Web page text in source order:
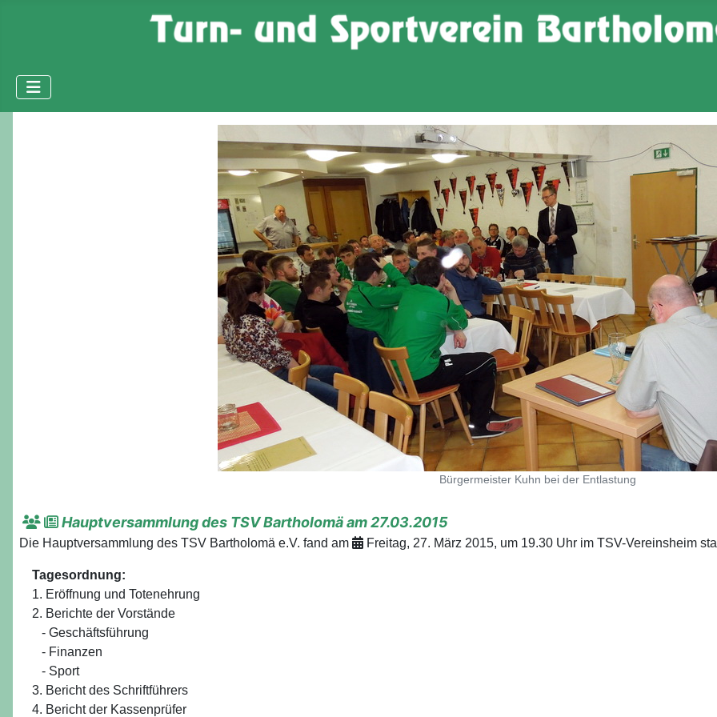
Bürgermeister Kuhn bei der Entlastung
Hauptversammlung des TSV Bartholomä am 27.03.2015
Die Hauptversammlung des TSV Bartholomä e.V. fand am Freitag, 27. März 2015, um 19.30 Uhr im TSV-Vereinsheim
Tagesordnung:
1. Eröffnung und Totenehrung
2. Berichte der Vorstände
- Geschäftsführung
- Finanzen
- Sport
3. Bericht des Schriftführers
4. Bericht der Kassenprüfer